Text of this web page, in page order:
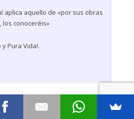
aplica aquello de «por sus obras
los conoceréis»
Pura Vida!.
POR RSS TRACKBACK URL